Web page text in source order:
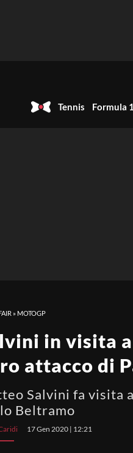
Tennis Formula 1
» MOTOGP
in visita
attacco di
Salvini fa visita
Beltramo
17 Gen 2020 | 12:21